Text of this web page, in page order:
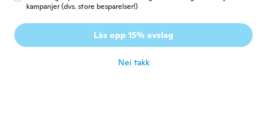
Z zero
Ble med i 2020 · 2 omtaler
There great, They fit perfectly
kampanjer (dvs. store besparelser!)
Lås opp 15% avslag
Nei takk